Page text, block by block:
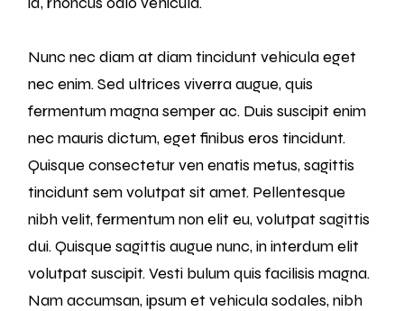
Nunc nec diam at diam tincidunt vehicula eget
nec enim. Sed ultrices viverra augue, quis
fermentum magna semper ac. Duis suscipit enim
nec mauris dictum, eget finibus eros tincidunt.
Quisque consectetur ven enatis metus, sagittis
tincidunt sem volutpat sit amet. Pellentesque
nibh velit, fermentum non elit eu, volutpat sagittis
dui. Quisque sagittis augue nunc, in interdum elit
volutpat suscipit. Vesti bulum quis facilisis magna.
Nam accumsan, ipsum et vehicula sodales, nibh